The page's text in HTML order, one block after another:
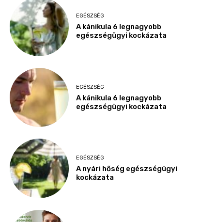
EGÉSZSÉG
A kánikula 6 legnagyobb
egészségügyi kockázata
EGÉSZSÉG
A kánikula 6 legnagyobb
egészségügyi kockázata
EGÉSZSÉG
A nyári hőség egészségügyi
kockázata